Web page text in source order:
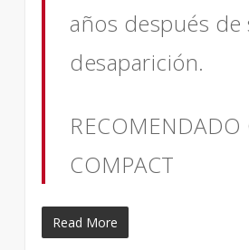
años después de
desaparición.
RECOMENDADO
COMPACT
Read More